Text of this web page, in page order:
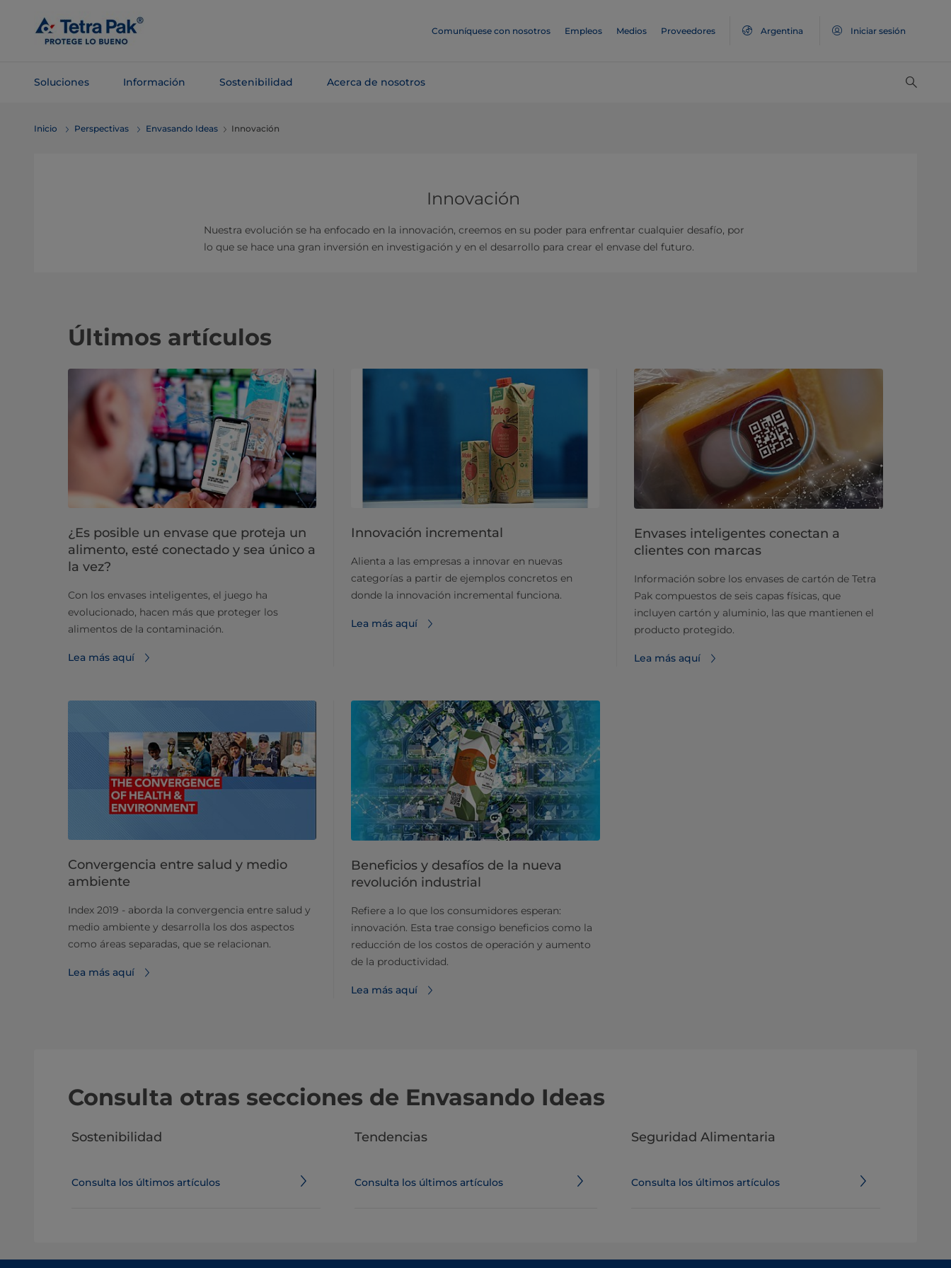
contenido
principal
Comuníquese con nosotros Empleos Medios Proveedores Argentina Iniciar sesión
Soluciones Información Sostenibilidad Acerca de nosotros
navegación
Inicio Perspectivas Envasando Ideas Innovación
Innovación
Nuestra evolución se ha enfocado en la innovación, creemos en su poder para enfrentar cualquier desafío, por
lo que se hace una gran inversión en investigación y en el desarrollo para crear el envase del futuro.
Últimos artículos
¿Es posible un envase que proteja un
alimento, esté conectado y sea único a
la vez?
Con los envases inteligentes, el juego ha
evolucionado, hacen más que proteger los
alimentos de la contaminación.
Lea más aquí
Innovación incremental
Alienta a las empresas a innovar en nuevas
categorías a partir de ejemplos concretos en
donde la innovación incremental funciona.
Lea más aquí
Envases inteligentes conectan a
clientes con marcas
Información sobre los envases de cartón de Tetra
Pak compuestos de seis capas físicas, que
incluyen cartón y aluminio, las que mantienen el
producto protegido.
Lea más aquí
Convergencia entre salud y medio
ambiente
Index 2019 - aborda la convergencia entre salud y
medio ambiente y desarrolla los dos aspectos
como áreas separadas, que se relacionan.
Lea más aquí
Beneficios y desafíos de la nueva
revolución industrial
Refiere a lo que los consumidores esperan:
innovación. Esta trae consigo beneficios como la
reducción de los costos de operación y aumento
de la productividad.
Lea más aquí
Consulta otras secciones de Envasando Ideas
Sostenibilidad
Consulta los últimos artículos
Tendencias
Consulta los últimos artículos
Seguridad Alimentaria
Consulta los últimos artículos